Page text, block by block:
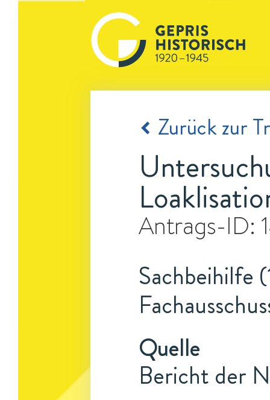
Zurück zur
Antrags-ID:
Sachbeihilfe
Quelle
Bericht der